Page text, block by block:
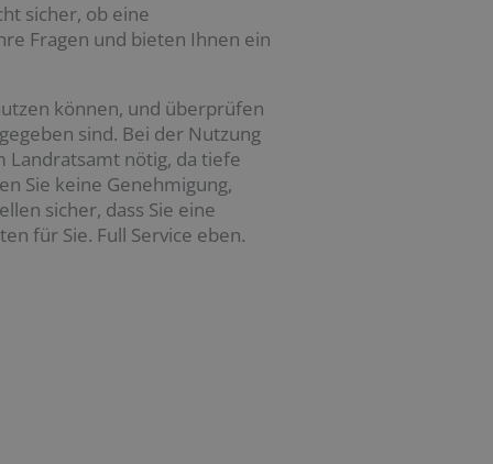
sicher, ob eine
Fragen und bieten Ihnen ein
können, und überprüfen
sind. Bei der Nutzung
Landratsamt nötig, da tiefe
Sie keine Genehmigung,
sicher, dass Sie eine
für Sie. Full Service eben.